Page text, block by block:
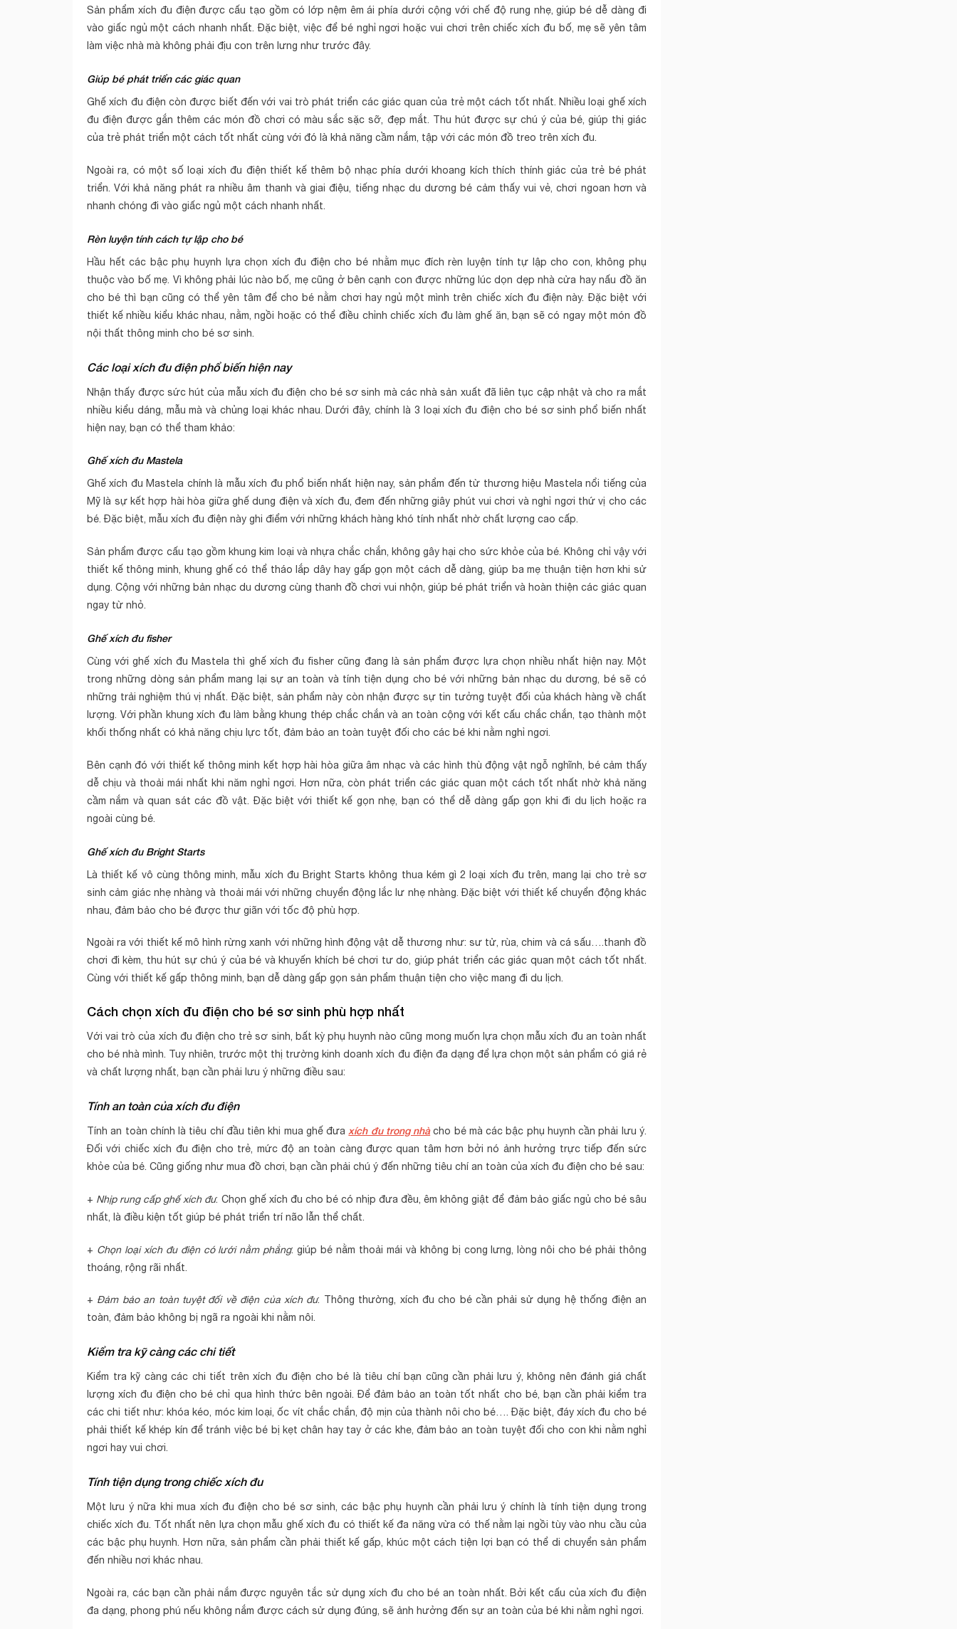
Sản phẩm xích đu điện được cấu tạo gồm có lớp nệm êm ái phía dưới cộng với chế độ rung nhẹ, giúp bé dễ dàng đi
vào giấc ngủ một cách nhanh nhất. Đặc biệt, việc để bé nghỉ ngơi hoặc vui chơi trên chiếc xích đu bố, mẹ sẽ yên tâm
làm việc nhà mà không phải địu con trên lưng như trước đây.
Giúp bé phát triển các giác quan
Ghế xích đu điện còn được biết đến với vai trò phát triển các giác quan của trẻ một cách tốt nhất. Nhiều loại ghế xích
đu điện được gắn thêm các món đồ chơi có màu sắc sặc sỡ, đẹp mắt. Thu hút được sự chú ý của bé, giúp thị giác
của trẻ phát triển một cách tốt nhất cùng với đó là khả năng cầm nắm, tập với các món đồ treo trên xích đu.
Ngoài ra, có một số loại xích đu điện thiết kế thêm bộ nhạc phía dưới khoang kích thích thính giác của trẻ bé phát
triển. Với khả năng phát ra nhiều âm thanh và giai điệu, tiếng nhạc du dương bé cảm thấy vui vẻ, chơi ngoan hơn và
nhanh chóng đi vào giấc ngủ một cách nhanh nhất.
Rèn luyện tính cách tự lập cho bé
Hầu hết các bậc phụ huynh lựa chọn xích đu điện cho bé nhằm mục đích rèn luyện tính tự lập cho con, không phụ
thuộc vào bố mẹ. Vì không phải lúc nào bố, mẹ cũng ở bên cạnh con được những lúc dọn dẹp nhà cửa hay nấu đồ ăn
cho bé thì bạn cũng có thể yên tâm để cho bé nằm chơi hay ngủ một mình trên chiếc xích đu điện này. Đặc biệt với
thiết kế nhiều kiểu khác nhau, nằm, ngồi hoặc có thể điều chỉnh chiếc xích đu làm ghế ăn, bạn sẽ có ngay một món đồ
nội thất thông minh cho bé sơ sinh.
Các loại xích đu điện phổ biến hiện nay
Nhận thấy được sức hút của mẫu xích đu điện cho bé sơ sinh mà các nhà sản xuất đã liên tục cập nhật và cho ra mắt
nhiều kiểu dáng, mẫu mà và chủng loại khác nhau. Dưới đây, chính là 3 loại xích đu điện cho bé sơ sinh phổ biến nhất
hiện nay, bạn có thể tham khảo:
Ghế xích đu Mastela
Ghế xích đu Mastela chính là mẫu xích đu phổ biến nhất hiện nay, sản phẩm đến từ thương hiệu Mastela nổi tiếng của
Mỹ là sự kết hợp hài hòa giữa ghế dung điện và xích đu, đem đến những giây phút vui chơi và nghỉ ngơi thứ vị cho các
bé. Đặc biệt, mẫu xích đu điện này ghi điểm với những khách hàng khó tính nhất nhờ chất lượng cao cấp.
Sản phẩm được cấu tạo gồm khung kim loại và nhựa chắc chắn, không gây hại cho sức khỏe của bé. Không chỉ vậy với
thiết kế thông minh, khung ghế có thể tháo lắp dây hay gấp gọn một cách dễ dàng, giúp ba mẹ thuận tiện hơn khi sử
dụng. Cộng với những bản nhạc du dương cùng thanh đồ chơi vui nhộn, giúp bé phát triển và hoàn thiện các giác quan
ngay từ nhỏ.
Ghế xích đu fisher
Cùng với ghế xích đu Mastela thì ghế xích đu fisher cũng đang là sản phẩm được lựa chọn nhiều nhất hiện nay. Một
trong những dòng sản phẩm mang lại sự an toàn và tính tiện dụng cho bé với những bản nhạc du dương, bé sẽ có
những trải nghiệm thú vị nhất. Đặc biệt, sản phẩm này còn nhận được sự tin tưởng tuyệt đối của khách hàng về chất
lượng. Với phần khung xích đu làm bằng khung thép chắc chắn và an toàn cộng với kết cấu chắc chắn, tạo thành một
khối thống nhất có khả năng chịu lực tốt, đảm bảo an toàn tuyệt đối cho các bé khi nằm nghỉ ngơi.
Bên cạnh đó với thiết kế thông minh kết hợp hài hòa giữa âm nhạc và các hình thù động vật ngỗ nghĩnh, bé cảm thấy
dễ chịu và thoải mái nhất khi năm nghỉ ngơi. Hơn nữa, còn phát triển các giác quan một cách tốt nhất nhờ khả năng
cầm nắm và quan sát các đồ vật. Đặc biệt với thiết kế gọn nhẹ, bạn có thể dễ dàng gấp gọn khi đi du lịch hoặc ra
ngoài cùng bé.
Ghế xích đu Bright Starts
Là thiết kế vô cùng thông minh, mẫu xích đu Bright Starts không thua kém gì 2 loại xích đu trên, mang lại cho trẻ sơ
sinh cảm giác nhẹ nhàng và thoải mái với những chuyển động lắc lư nhẹ nhàng. Đặc biệt với thiết kế chuyển động khác
nhau, đảm bảo cho bé được thư giãn với tốc độ phù hợp.
Ngoài ra với thiết kế mô hình rừng xanh với những hình động vật dễ thương như: sư tử, rùa, chim và cá sấu….thanh đồ
chơi đi kèm, thu hút sự chú ý của bé và khuyến khích bé chơi tư do, giúp phát triển các giác quan một cách tốt nhất.
Cùng với thiết kế gấp thông minh, bạn dễ dàng gấp gọn sản phẩm thuận tiện cho việc mang đi du lịch.
Cách chọn xích đu điện cho bé sơ sinh phù hợp nhất
Với vai trò của xích đu điện cho trẻ sơ sinh, bất kỳ phụ huynh nào cũng mong muốn lựa chọn mẫu xích đu an toàn nhất
cho bé nhà mình. Tuy nhiên, trước một thị trường kinh doanh xích đu điện đa dạng để lựa chọn một sản phẩm có giá rẻ
và chất lượng nhất, bạn cần phải lưu ý những điều sau:
Tính an toàn của xích đu điện
Tính an toàn chính là tiêu chí đầu tiên khi mua ghế đưa xích đu trong nhàcho bé mà các bậc phụ huynh cần phải lưu ý.
Đối với chiếc xích đu điện cho trẻ, mức độ an toàn càng được quan tâm hơn bởi nó ảnh hưởng trực tiếp đến sức
khỏe của bé. Cũng giống như mua đồ chơi, bạn cần phải chú ý đến những tiêu chí an toàn của xích đu điện cho bé sau:
+ Nhịp rung cấp ghế xích đu: Chọn ghế xích đu cho bé có nhịp đưa đều, êm không giật để đảm bảo giấc ngủ cho bé sâu
nhất, là điều kiện tốt giúp bé phát triển trí não lẫn thể chất.
+ Chọn loại xích đu điện có lưới nằm phẳng: giúp bé nằm thoải mái và không bị cong lưng, lòng nôi cho bé phải thông
thoáng, rộng rãi nhất.
+ Đảm bảo an toàn tuyệt đối về điện của xích đu: Thông thường, xích đu cho bé cần phải sử dụng hệ thống điện an
toàn, đảm bảo không bị ngã ra ngoài khi nằm nôi.
Kiểm tra kỹ càng các chi tiết
Kiểm tra kỹ càng các chi tiết trên xích đu điện cho bé là tiêu chí bạn cũng cần phải lưu ý, không nên đánh giá chất
lượng xích đu điện cho bé chỉ qua hình thức bên ngoài. Để đảm bảo an toàn tốt nhất cho bé, bạn cần phải kiểm tra
các chi tiết như: khóa kéo, móc kim loại, ốc vít chắc chắn, độ mịn của thành nôi cho bé…. Đặc biệt, đáy xích đu cho bé
phải thiết kế khép kín để tránh việc bé bị kẹt chân hay tay ở các khe, đảm bảo an toàn tuyệt đối cho con khi nằm nghỉ
ngơi hay vui chơi.
Tính tiện dụng trong chiếc xích đu
Một lưu ý nữa khi mua xích đu điện cho bé sơ sinh, các bậc phụ huynh cần phải lưu ý chính là tính tiện dụng trong
chiếc xích đu. Tốt nhất nên lựa chọn mẫu ghế xích đu có thiết kế đa năng vừa có thế nằm lại ngồi tùy vào nhu cầu của
các bậc phụ huynh. Hơn nữa, sản phẩm cần phải thiết kế gấp, khúc một cách tiện lợi bạn có thể di chuyển sản phẩm
đến nhiều nơi khác nhau.
Ngoài ra, các bạn cần phải nắm được nguyên tắc sử dụng xích đu cho bé an toàn nhất. Bởi kết cấu của xích đu điện
đa dạng, phong phú nếu không nắm được cách sử dụng đúng, sẽ ảnh hưởng đến sự an toàn của bé khi nằm nghỉ ngơi.